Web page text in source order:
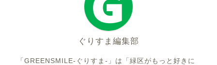
ぐりすま編集部
「GREENSMILE-ぐりすま-」は「緑区がもっと好きに